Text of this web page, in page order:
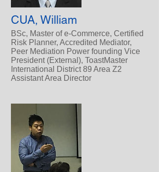
CUA, William
BSc, Master of e-Commerce, Certified
Risk Planner, Accredited Mediator,
Peer Mediation Power founding Vice
President (External), ToastMaster
International District 89 Area Z2
Assistant Area Director